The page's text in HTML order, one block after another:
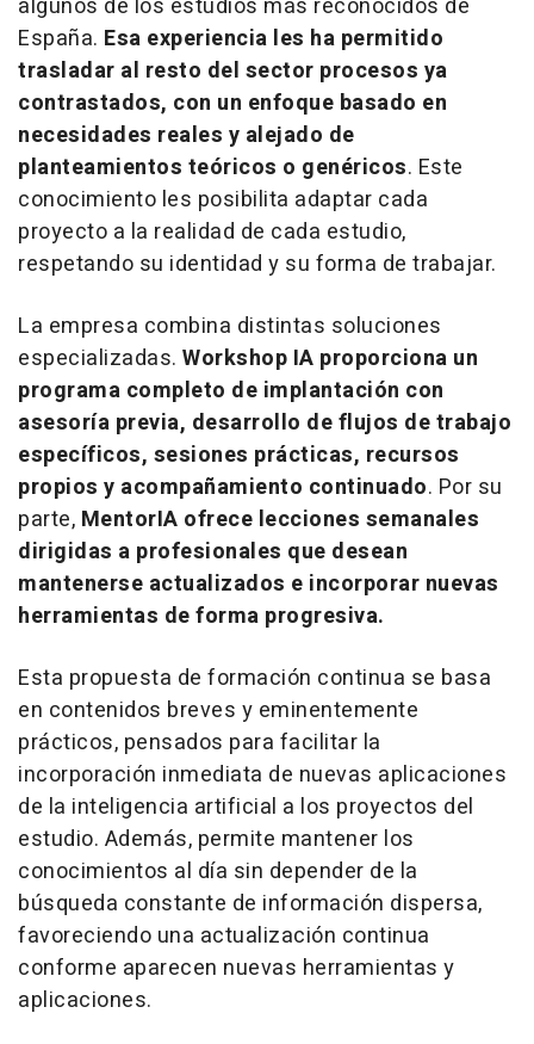
algunos de los estudios más reconocidos de
España. Esa experiencia les ha permitido
trasladar al resto del sector procesos ya
contrastados, con un enfoque basado en
necesidades reales y alejado de
planteamientos teóricos o genéricos. Este
conocimiento les posibilita adaptar cada
proyecto a la realidad de cada estudio,
respetando su identidad y su forma de trabajar.
La empresa combina distintas soluciones
especializadas. Workshop IA proporciona un
programa completo de implantación con
asesoría previa, desarrollo de flujos de trabajo
específicos, sesiones prácticas, recursos
propios y acompañamiento continuado. Por su
parte, MentorIA ofrece lecciones semanales
dirigidas a profesionales que desean
mantenerse actualizados e incorporar nuevas
herramientas de forma progresiva.
Esta propuesta de formación continua se basa
en contenidos breves y eminentemente
prácticos, pensados para facilitar la
incorporación inmediata de nuevas aplicaciones
de la inteligencia artificial a los proyectos del
estudio. Además, permite mantener los
conocimientos al día sin depender de la
búsqueda constante de información dispersa,
favoreciendo una actualización continua
conforme aparecen nuevas herramientas y
aplicaciones.